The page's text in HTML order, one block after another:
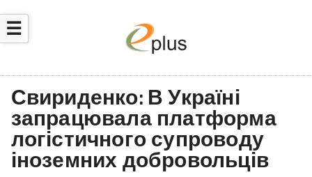
☰
Свириденко: В Україні
запрацювала платформа
логістичного супроводу
іноземних добровольців